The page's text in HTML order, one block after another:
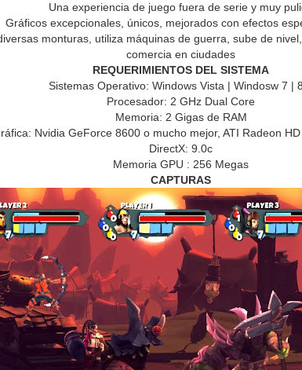
Una experiencia de juego fuera de serie y muy
Gráficos excepcionales, únicos, mejorados con efectos
monturas, utiliza máquinas de guerra, sube de
comercia en ciudades
REQUERIMIENTOS DEL SISTEMA
Sistemas Operativo: Windows Vista | Windosw 7 |
Procesador: 2 GHz Dual Core
Memoria: 2 Gigas de RAM
Nvidia GeForce 8600 o mucho mejor, ATI Radeon
DirectX: 9.0c
Memoria GPU : 256 Megas
CAPTURAS